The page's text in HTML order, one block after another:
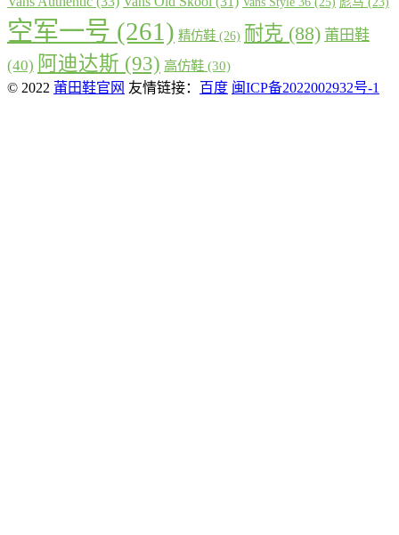
空军一号 (261) 精仿鞋 (26) 耐克 (88) 莆田鞋
(40) 阿迪达斯 (93) 高仿鞋 (30)
© 2022 莆田鞋官网 友情链接： 百度 闽ICP备2022002932号-1